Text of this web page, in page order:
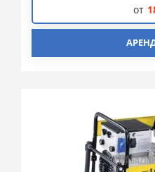
от